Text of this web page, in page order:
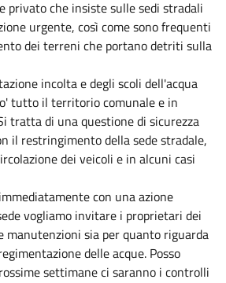
privato che insiste sulle sedi stradali
urgente, così come sono frequenti
dei terreni che portano detriti sulla
incolta e degli scoli dell'acqua
tutto il territorio comunale e in
tratta di una questione di sicurezza
il restringimento della sede stradale,
dei veicoli e in alcuni casi
con una azione
vogliamo invitare i proprietari dei
manutenzioni sia per quanto riguarda
delle acque. Posso
settimane ci saranno i controlli